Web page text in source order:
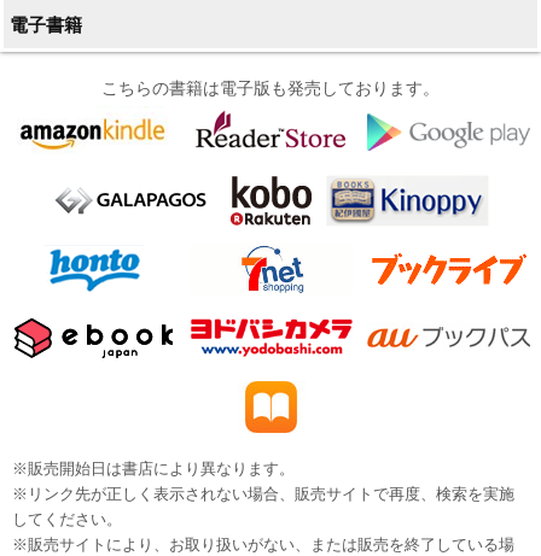
電子書籍
こちらの書籍は電子版も発売しております。
※販売開始日は書店により異なります。
※リンク先が正しく表示されない場合、販売サイトで再度、検索を実施
してください。
※販売サイトにより、お取り扱いがない、または販売を終了している場